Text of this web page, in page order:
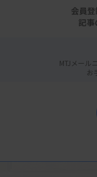
会員
記事
MTJメール
お